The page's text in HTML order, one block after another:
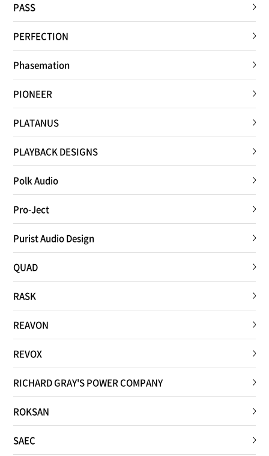
PASS
PERFECTION
Phasemation
PIONEER
PLATANUS
PLAYBACK DESIGNS
Polk Audio
Pro-Ject
Purist Audio Design
QUAD
RASK
REAVON
REVOX
RICHARD GRAY'S POWER COMPANY
ROKSAN
SAEC